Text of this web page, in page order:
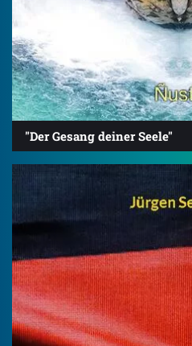
"Der Gesang deiner Seele"